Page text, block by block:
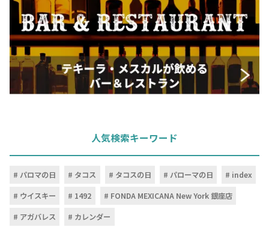
人気検索キーワード
パロマの日 タコス タコスの日 パローマの日
index
ウイスキー
1492
FONDA MEXICANA New York 銀座店
アガバレス
カレンダー